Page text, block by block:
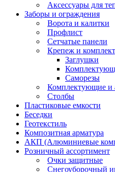
Аксессуары для
Заборы и ограждения
Ворота и калитки
Профлист
Сетчатые панели
Крепеж и
Заглушки
Саморезы
Комплектующие и
Столбы
Пластиковые емкости
Беседки
Геотекстиль
Композитная арматура
АКП (Алюминиевые
Розничный ассортимент
Очки защитные
Снегоуборочный